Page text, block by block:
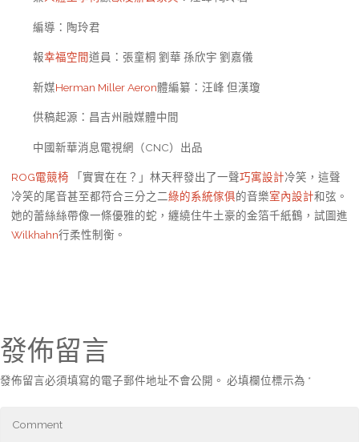
編導：陶玲君
報幸福空間道員：張童桐 劉華 孫欣宇 劉嘉儀
新媒Herman Miller Aeron體編纂：汪峰 但漢瓊
供稿起源：昌吉州融媒體中間
中國新華消息電視網（CNC）出品
ROG電競椅 「實實在在？」林天秤發出了一聲巧寓設計冷笑，這聲
冷笑的尾音甚至都符合三分之二綠的系統傢俱的音樂室內設計和弦。
她的蕾絲絲帶像一條優雅的蛇，纏繞住牛土豪的金箔千紙鶴，試圖進
Wilkhahn行柔性制衡。
發佈留言
發佈留言必須填寫的電子郵件地址不會公開。 必填欄位標示為 *